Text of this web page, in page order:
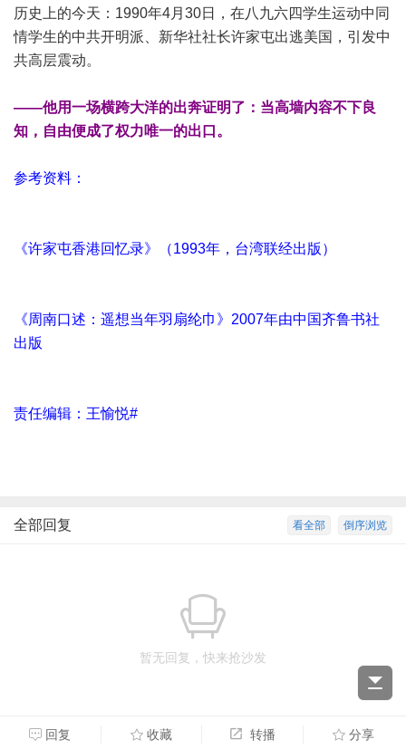
历史上的今天：1990年4月30日，在八九六四学生运动中同
情学生的中共开明派、新华社社长许家屯出逃美国，引发中
共高层震动。
——他用一场横跨大洋的出奔证明了：当高墙内容不下良
知，自由便成了权力唯一的出口。
参考资料：
《许家屯香港回忆录》（1993年，台湾联经出版）
《周南口述：遥想当年羽扇纶巾》2007年由中国齐鲁书社
出版
责任编辑：王愉悦#
倒序浏览
看全部
全部回复
暂无回复，快来抢沙发
回复 收藏 转播 分享